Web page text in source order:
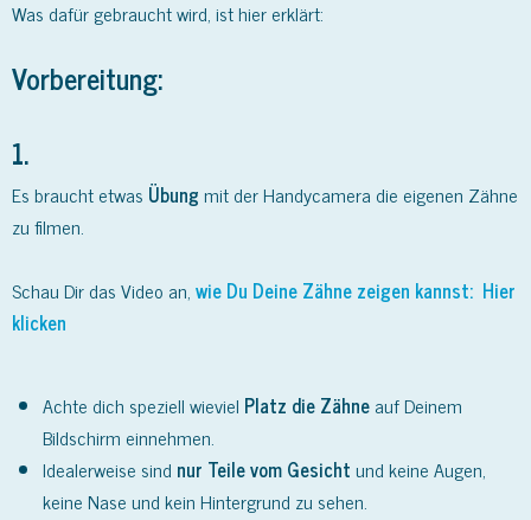
Was dafür gebraucht wird, ist hier erklärt:
Vorbereitung:
1.
Es braucht etwas Übungmit der Handycamera die eigenen Zähne
zu filmen.
Schau Dir das Video an,wie Du Deine Zähne zeigen kannst: Hier
klicken
Achte dich speziell wieviel Platz die Zähneauf Deinem
Bildschirm einnehmen.
Idealerweise sind nur Teile vom Gesichtund keine Augen,
keine Nase und kein Hintergrund zu sehen.